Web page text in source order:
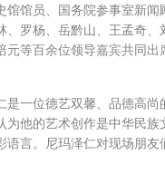
馆馆员、国务院参事室新
、罗杨、岳黔山、王孟奇
等百余位领导嘉宾共同出
是一位德艺双馨、品德高
为他的艺术创作是中华民
语言。尼玛泽仁对现场朋